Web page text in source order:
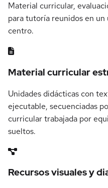
Material curricular,
para tutoría reunidos en
centro.
Material curricular
Unidades didácticas con
ejecutable, secuenciadas
curricular trabajada por
sueltos.
Recursos visuales y